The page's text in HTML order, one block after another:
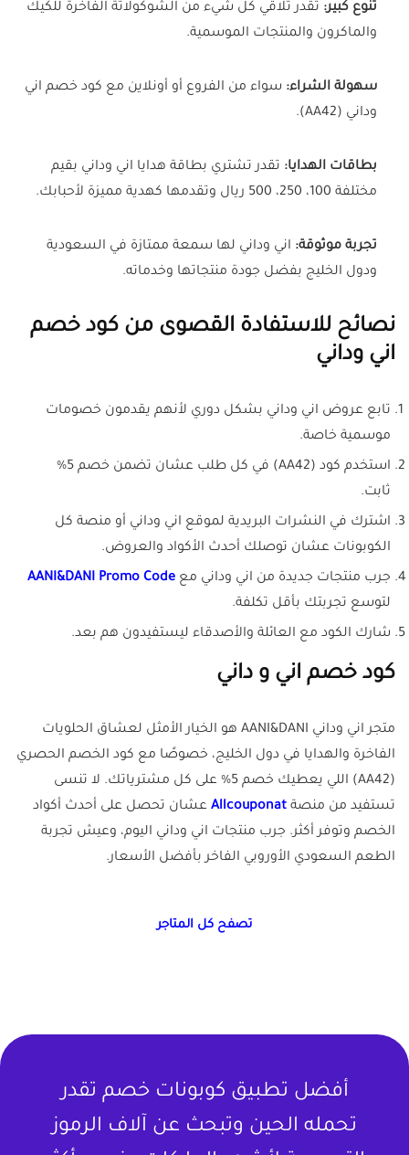
تنوع كبير: تقدر تلاقي كل شيء من الشوكولاتة الفاخرة للكيك
والماكرون والمنتجات الموسمية.
سهولة الشراء: سواء من الفروع أو أونلاين مع كود خصم اني
وداني (AA42).
بطاقات الهدايا: تقدر تشتري بطاقة هدايا اني وداني بقيم
مختلفة 100، 250، 500 ريال وتقدمها كهدية مميزة لأحبابك.
تجربة موثوقة: اني وداني لها سمعة ممتازة في السعودية
ودول الخليج بفضل جودة منتجاتها وخدماته.
نصائح للاستفادة القصوى من كود خصم
اني وداني
تابع عروض اني وداني بشكل دوري لأنهم يقدمون خصومات
موسمية خاصة.
استخدم كود (AA42) في كل طلب عشان تضمن خصم 5%
ثابت.
اشترك في النشرات البريدية لموقع اني وداني أو منصة كل
الكوبونات عشان توصلك أحدث الأكواد والعروض.
جرب منتجات جديدة من اني وداني مع AANI&DANI‎ Promo Code
لتوسع تجربتك بأقل تكلفة.
شارك الكود مع العائلة والأصدقاء ليستفيدون هم بعد.
كود خصم اني و داني
متجر اني وداني AANI&DANI هو الخيار الأمثل لعشاق الحلويات
الفاخرة والهدايا في دول الخليج، خصوصًا مع كود الخصم الحصري
(AA42) اللي يعطيك خصم 5% على كل مشترياتك. لا تنسى
تستفيد من منصة Allcouponat عشان تحصل على أحدث أكواد
الخصم وتوفر أكثر. جرب منتجات اني وداني اليوم، وعيش تجربة
الطعم السعودي الأوروبي الفاخر بأفضل الأسعار.
تصفح كل المتاجر
أفضل تطبيق كوبونات خصم تقدر
تحمله الحين وتبحث عن آلاف الرموز